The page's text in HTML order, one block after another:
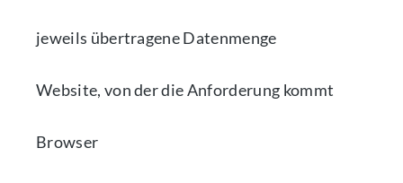
jeweils übertragene Datenmenge
Website, von der die Anforderung kommt
Browser